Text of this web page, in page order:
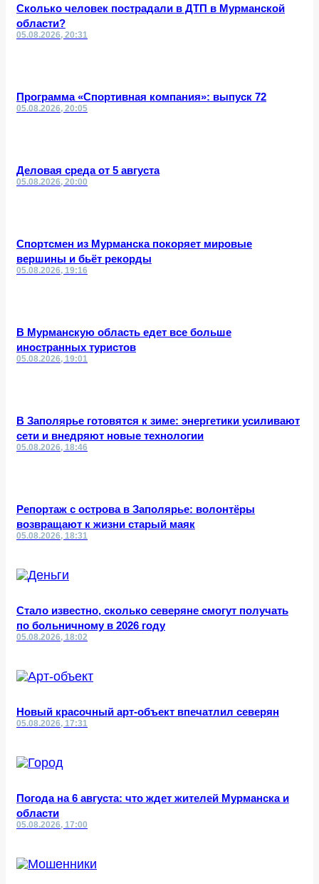
Сколько человек пострадали в ДТП в Мурманской
области?
05.08.2026, 20:31
Программа «Спортивная компания»: выпуск 72
05.08.2026, 20:05
Деловая среда от 5 августа
05.08.2026, 20:00
Спортсмен из Мурманска покоряет мировые
вершины и бьёт рекорды
05.08.2026, 19:16
В Мурманскую область едет все больше
иностранных туристов
05.08.2026, 19:01
В Заполярье готовятся к зиме: энергетики усиливают
сети и внедряют новые технологии
05.08.2026, 18:46
Репортаж с острова в Заполярье: волонтёры
возвращают к жизни старый маяк
05.08.2026, 18:31
Стало известно, сколько северяне смогут получать
по больничному в 2026 году
05.08.2026, 18:02
Новый красочный арт-объект впечатлил северян
05.08.2026, 17:31
Погода на 6 августа: что ждет жителей Мурманска и
области
05.08.2026, 17:00